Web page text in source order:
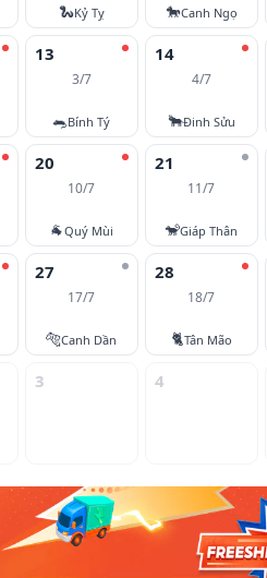
🐍Kỷ Tỵ 🐎Canh Ngọ
13
3/7
🐀Bính Tý
14
4/7
🐂Đinh Sửu
20
10/7
🐐Quý Mùi
21
11/7
🐒Giáp Thân
27
17/7
🐅Canh Dần
28
18/7
🐈Tân Mão
3 4